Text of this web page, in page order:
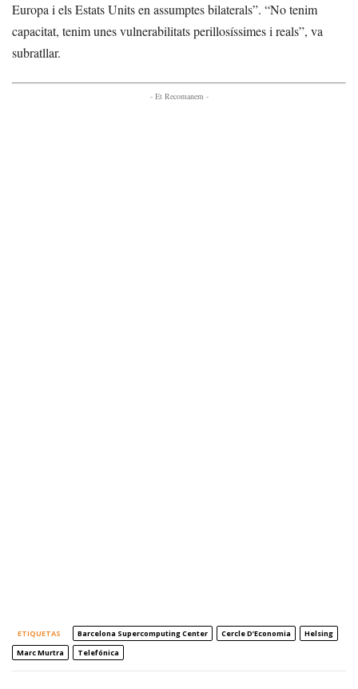
Europa i els Estats Units en assumptes bilaterals”. “No tenim
capacitat, tenim unes vulnerabilitats perillosíssimes i reals”, va
subratllar.
- Et Recomanem -
ETIQUETAS Barcelona Supercomputing Center Cercle D’Economia
Helsing
Marc Murtra
Telefónica